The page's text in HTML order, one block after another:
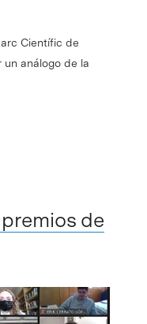
Científic de
análogo de la
de